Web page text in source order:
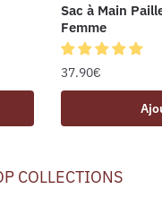
Sac à Main
Femme
37.90€
COLLECTIONS